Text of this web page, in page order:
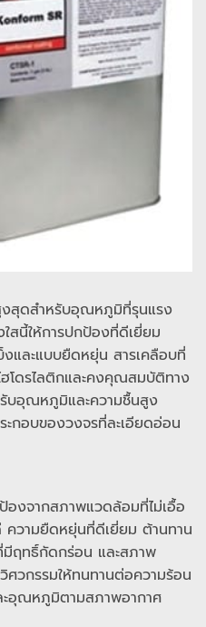
สุดสำหรับอุณหภูมิที่รุนแรง
สนี้ให้การปกป้องที่ดีเยี่ยม
และแบบยืดหยุ่น สารเคลือบที่
ฮโดรไลติกและคงคุณสมบัติทาง
บอุณหภูมิและความชื้นสูง
กอบของวงจรที่ละเอียดอ่อน
งจากสภาพแวดล้อมที่ไม่เอื้อ
วามยืดหยุ่นที่ดีเยี่ยม ต้านทาน
มีฤทธิ์กัดกร่อน และสภาพ
วกรรมให้ทนทานต่อความร้อน
ะอุณหภูมิตามสภาพอากาศ